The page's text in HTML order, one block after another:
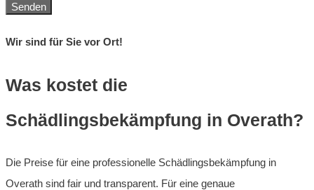
Senden
Wir sind für Sie vor Ort!
Was kostet die
Schädlingsbekämpfung in Overath?
Die Preise für eine professionelle Schädlingsbekämpfung in
Overath sind fair und transparent. Für eine genaue